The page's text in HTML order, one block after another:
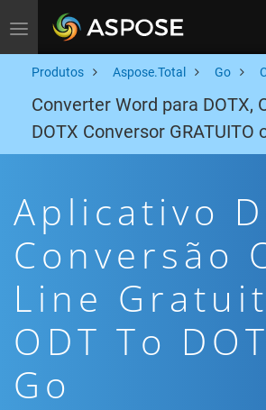
Toggle navigation
Produtos Aspose.Total Go
Converter Word para DOTX,
DOTX Conversor GRATUITO
Aplicativo
Conversão
Line
ODT To
Go